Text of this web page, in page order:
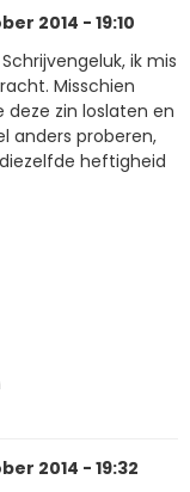
2014 - 19:10
ik mis
Misschien
deze zin loslaten en
anders proberen,
heftigheid
2014 - 19:32